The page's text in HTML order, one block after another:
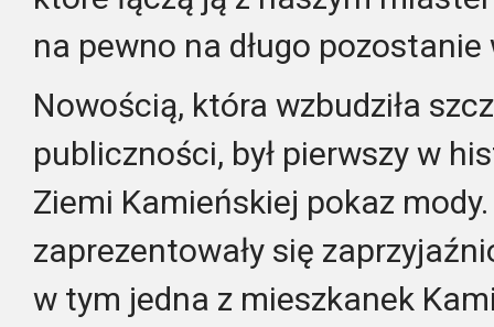
na pewno na długo
Nowością, która wzbudziła
publiczności, był pierwszy w
Ziemi Kamieńskiej pokaz
zaprezentowały się
w tym jedna z mieszkanek